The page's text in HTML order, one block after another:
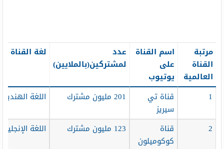
مرتبة
القناة
العالمية
اسم القناة
على
يوتيوب
عدد
لمشتركين(بالملايين)
لغة القناة
1
قناة تي
سيريز
201 مليون مشترك اللغة الهندية
2
قناة
كوكوميلون
123 مليون مشترك اللغة